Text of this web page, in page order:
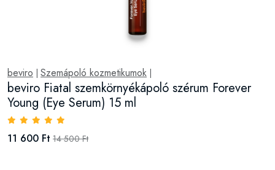
beviro Szemápoló kozmetikumok
beviro Fiatal szemkörnyékápoló szérum Forever
Young (Eye Serum) 15 ml
11 600 Ft 14 500 Ft